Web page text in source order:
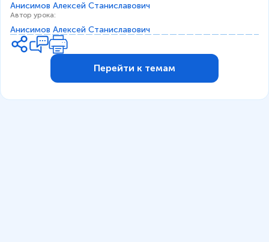
Анисимов Алексей Станиславович
Автор урока:
Анисимов Алексей Станиславович
Перейти к темам